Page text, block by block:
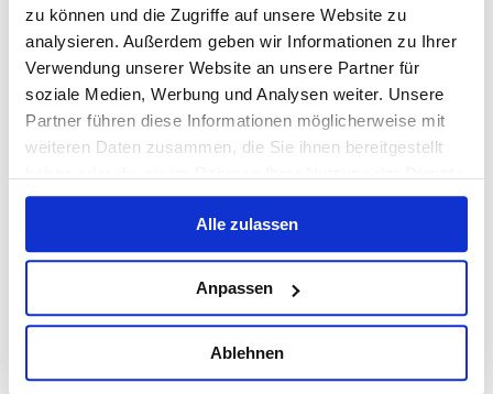
zu können und die Zugriffe auf unsere Website zu
analysieren. Außerdem geben wir Informationen zu Ihrer
Verwendung unserer Website an unsere Partner für
soziale Medien, Werbung und Analysen weiter. Unsere
Partner führen diese Informationen möglicherweise mit
weiteren Daten zusammen, die Sie ihnen bereitgestellt
gesammelt haben.
Alle zulassen
Anpassen
Ablehnen
km um die PLZ
Suchbegriffe
Bezeichnung Stellenart Arbeitsort
Anmelden
Pflichtfelder sind mit einem (*) markiert.
Benutzername oder E-Mail-Adresse*